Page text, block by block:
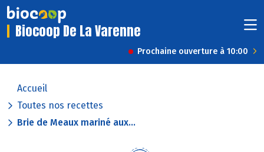
Biocoop De La Varenne
Prochaine ouverture à 10:00
Accueil
Toutes nos recettes
Brie de Meaux mariné aux...